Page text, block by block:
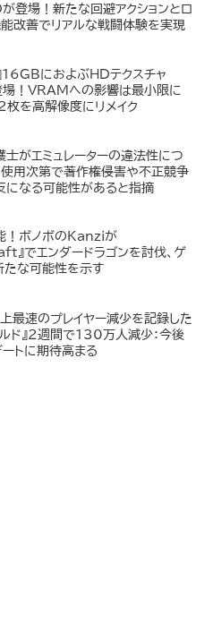
登場！新たな回避アクションとロ
能改善でリアルな戦闘体験を実現
16GBにおよぶHDテクスチャ
！VRAMへの影響は最小限に
を高解像度にリメイク
士がエミュレーターの違法性につ
使用次第で著作権侵害や不正競争
になる可能性があると指摘
！ボノボのKanziが
』でエンダードラゴンを討伐、ゲ
たな可能性を示す
最速のプレイヤー減少を記録した
ルド』2週間で130万人減少：今後
トに期待高まる